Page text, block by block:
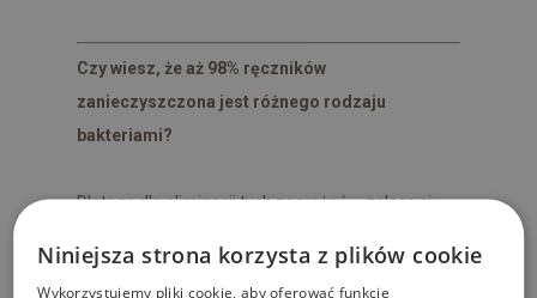
Czy wiesz, że aż 98% ręczników
zanieczyszczona jest różnego rodzaju
bakteriami?
Dlatego dla eliminacji tych zagrożeń – zaleca się
w znacznym stopniu ograniczającą ryzyko utraty
Niniejsza strona korzysta z plików cookie
Wykorzystujemy pliki cookie, aby oferować funkcje